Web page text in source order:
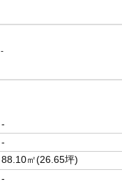
-
-
-
88.10㎡(26.65坪)
-